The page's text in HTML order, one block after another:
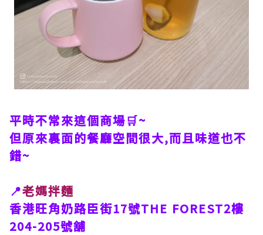
平時不常來這個商場🛒~
但原來裏面的餐廳空間很大,而且味道也不
錯~
📍老媽拌麵
香港旺角奶路臣街17號THE FOREST2樓
204-205號舖